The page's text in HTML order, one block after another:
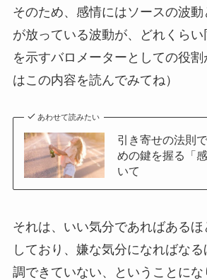
そのため、感情にはソースの波
が放っている波動が、どれくら
を示すバロメーターとしての役割
はこの内容を読んでみてね）
あわせて読みたい
引き寄せの法則
めの鍵を握る「
いて
それは、いい気分であればある
しており、嫌な気分になればな
調できていない、ということにな